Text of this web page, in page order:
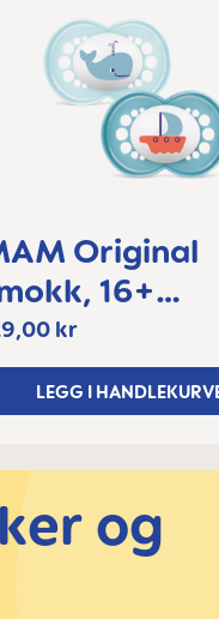
og
Original
16+
kr
LEGG I